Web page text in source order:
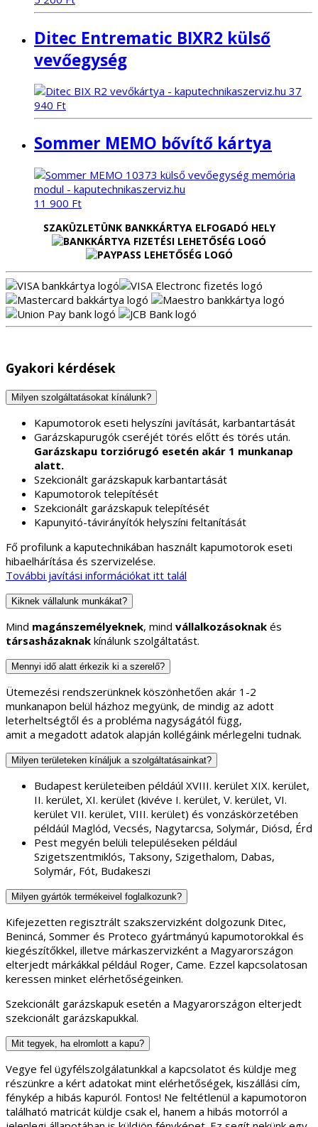
Ditec Entrematic BIXR2 külső
vevőegység
37
940 Ft
Sommer MEMO bővítő kártya
11 900 Ft
SZAKÜZLETÜNK BANKKÁRTYA ELFOGADÓ HELY
Gyakori kérdések
Milyen szolgáltatásokat kínálunk?
Kapumotorok eseti helyszíni javítását, karbantartását
Garázskapurugók cseréjét törés előtt és törés után.
Garázskapu torziórugó esetén akár 1 munkanap
alatt.
Szekcionált garázskapuk karbantartását
Kapumotorok telepítését
Szekcionált garázskapuk telepítését
Kapunyitó-távirányítók helyszíni feltanítását
Fő profilunk a kaputechnikában használt kapumotorok eseti
hibaelhárítása és szervizelése.
További javítási információkat itt talál
Kiknek vállalunk munkákat?
Mind magánszemélyeknek, mind vállalkozásoknak és
társasházaknak kínálunk szolgáltatást.
Mennyi idő alatt érkezik ki a szerelő?
Ütemezési rendszerünknek köszönhetően akár 1-2
munkanapon belül házhoz megyünk, de mindig az adott
leterheltségtől és a probléma nagyságától függ,
amit a megadott adatok alapján kollégáink mérlegelni tudnak.
Milyen területeken kínáljuk a szolgáltatásainkat?
Budapest kerületeiben példáúl XVIII. kerület XIX. kerület,
II. kerület, XI. kerület (kivéve I. kerület, V. kerület, VI.
kerület VII. kerület, VIII. kerület) és vonzáskörzetében
példáúl Maglód, Vecsés, Nagytarcsa, Solymár, Diósd, Érd
Pest megyén belüli településeken például
Szigetszentmiklós, Taksony, Szigethalom, Dabas,
Solymár, Fót, Budakeszi
Milyen gyártók termékeivel foglalkozunk?
Kifejezetten regisztrált szakszervizként dolgozunk Ditec,
Benincá, Sommer és Proteco gyártmányú kapumotorokkal és
kiegészítőkkel, illetve márkaszervizként a Magyarországon
elterjedt márkákkal például Roger, Came. Ezzel kapcsolatosan
keressen minket elérhetőségeinken.
Szekcionált garázskapuk esetén a Magyarországon elterjedt
szekcionált garázskapukkal.
Mit tegyek, ha elromlott a kapu?
Vegye fel ügyfélszolgálatunkkal a kapcsolatot és küldje meg
részünkre a kért adatokat mint elérhetőségek, kiszállási cím,
fénykép a hibás kapuról. Fontos! Ne feltétlenül a kapumotoron
található matricát küldje csak el, hanem a hibás motorról a